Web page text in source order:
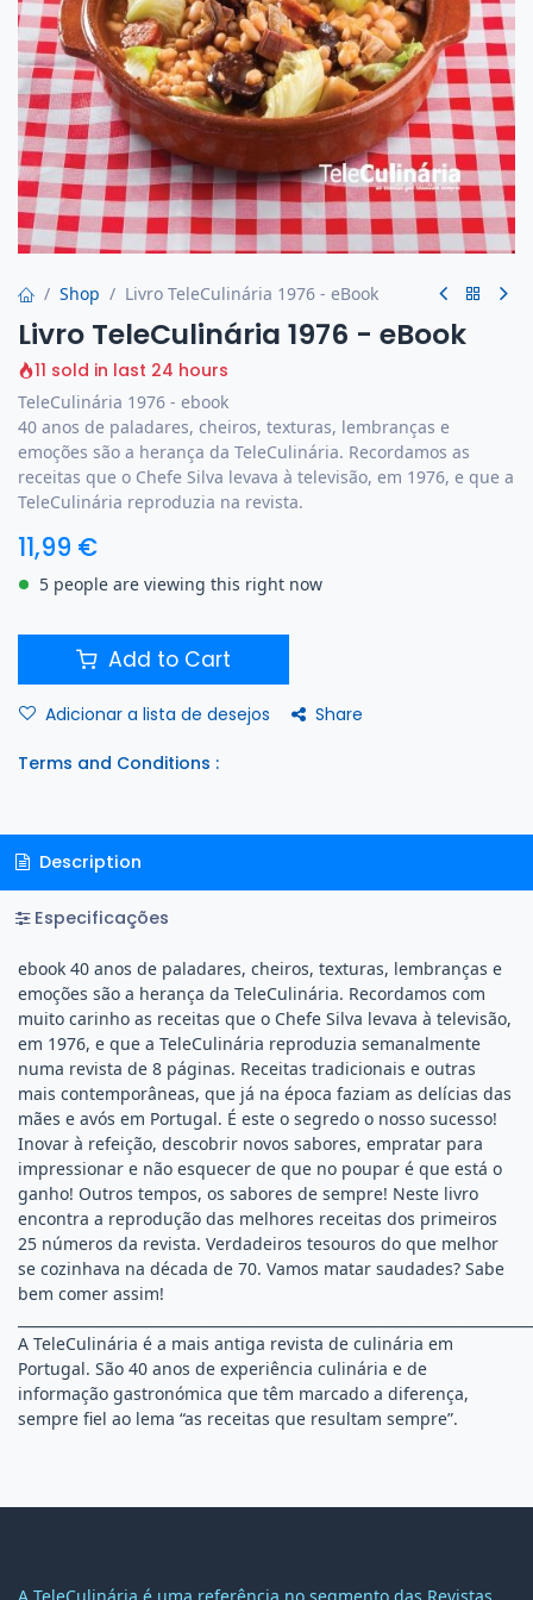
Shop Livro TeleCulinária 1976 - eBook
Livro TeleCulinária 1976 - eBook
11 sold in last 24 hours
TeleCulinária 1976 - ebook
40 anos de paladares, cheiros, texturas, lembranças e
emoções são a herança da TeleCulinária. Recordamos as
receitas que o Chefe Silva levava à televisão, em 1976, e que a
TeleCulinária reproduzia na revista.
11,99 €
5 people are viewing this right now
Add to Cart
Adicionar a lista de desejos Share
Terms and Conditions :
Description
Especificações
ebook 40 anos de paladares, cheiros, texturas, lembranças e
emoções são a herança da TeleCulinária. Recordamos com
muito carinho as receitas que o Chefe Silva levava à televisão,
em 1976, e que a TeleCulinária reproduzia semanalmente
numa revista de 8 páginas. Receitas tradicionais e outras
mais contemporâneas, que já na época faziam as delícias das
mães e avós em Portugal. É este o segredo o nosso sucesso!
Inovar à refeição, descobrir novos sabores, empratar para
impressionar e não esquecer de que no poupar é que está o
ganho! Outros tempos, os sabores de sempre! Neste livro
encontra a reprodução das melhores receitas dos primeiros
25 números da revista. Verdadeiros tesouros do que melhor
se cozinhava na década de 70. Vamos matar saudades? Sabe
bem comer assim!
A TeleCulinária é a mais antiga revista de culinária em
Portugal. São 40 anos de experiência culinária e de
informação gastronómica que têm marcado a diferença,
sempre fiel ao lema “as receitas que resultam sempre”.